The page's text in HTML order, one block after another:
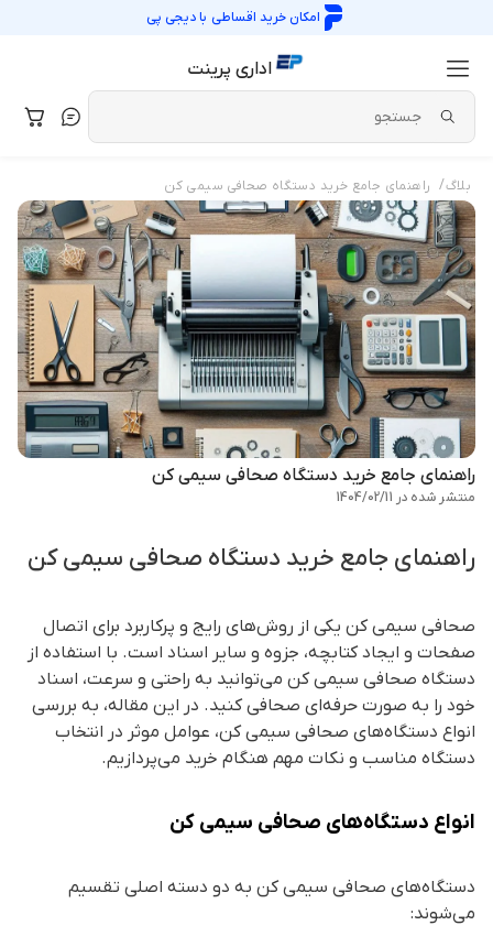
امکان خرید اقساطی بادیجی پی
اداری پرینت
بلاگ/ راهنمای جامع خرید دستگاه صحافی سیمی کن
راهنمای جامع خرید دستگاه صحافی سیمی کن
منتشر شده در 1404/02/11
راهنمای جامع خرید دستگاه صحافی سیمی کن
صحافی سیمی کن یکی از روش‌های رایج و پرکاربرد برای اتصال
صفحات و ایجاد کتابچه، جزوه و سایر اسناد است. با استفاده از
دستگاه صحافی سیمی کن می‌توانید به راحتی و سرعت، اسناد
خود را به صورت حرفه‌ای صحافی کنید. در این مقاله، به بررسی
انواع دستگاه‌های صحافی سیمی کن، عوامل موثر در انتخاب
دستگاه مناسب و نکات مهم هنگام خرید می‌پردازیم.
انواع دستگاه‌های صحافی سیمی کن
دستگاه‌های صحافی سیمی کن به دو دسته اصلی تقسیم
می‌شوند: